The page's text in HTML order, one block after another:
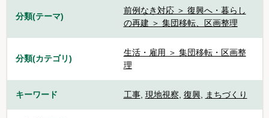
分類(テーマ)
前例なき対応 ＞ 復興へ・暮らし
の再建 ＞ 集団移転、区画整理
分類(カテゴリ)
生活・雇用 ＞ 集団移転・区画整
理
キーワード 工事, 現地視察, 復興, まちづくり